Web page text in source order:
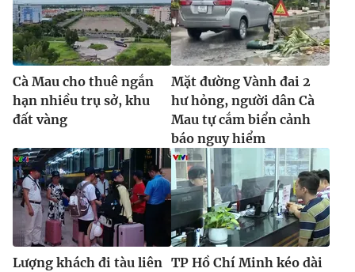
Cà Mau cho thuê ngắn
hạn nhiều trụ sở, khu
đất vàng
Mặt đường Vành đai 2
hư hỏng, người dân Cà
Mau tự cắm biển cảnh
báo nguy hiểm
Lượng khách đi tàu liên TP Hồ Chí Minh kéo dài